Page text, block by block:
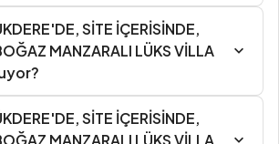
SİTE İÇERİSİNDE,
MANZARALI LÜKS VİLLA
SİTE İÇERİSİNDE,
MANZARALI LÜKS VİLLA